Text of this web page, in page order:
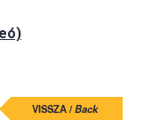
VISSZA /Back